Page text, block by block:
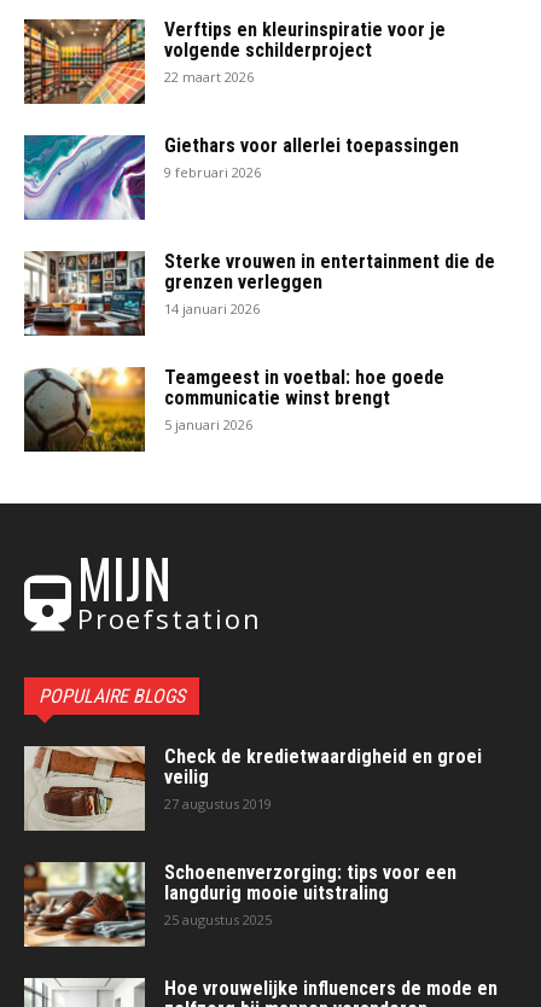
Verftips en kleurinspiratie voor je
volgende schilderproject
22 maart 2026
Giethars voor allerlei toepassingen
9 februari 2026
Sterke vrouwen in entertainment die de
grenzen verleggen
14 januari 2026
Teamgeest in voetbal: hoe goede
communicatie winst brengt
5 januari 2026
MIJN
Proefstation
POPULAIRE BLOGS
Check de kredietwaardigheid en groei
veilig
27 augustus 2019
Schoenenverzorging: tips voor een
langdurig mooie uitstraling
25 augustus 2025
Hoe vrouwelijke influencers de mode en